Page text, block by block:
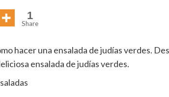
1
Share
hacer una ensalada de judías verdes.
ensalada de judías verdes.